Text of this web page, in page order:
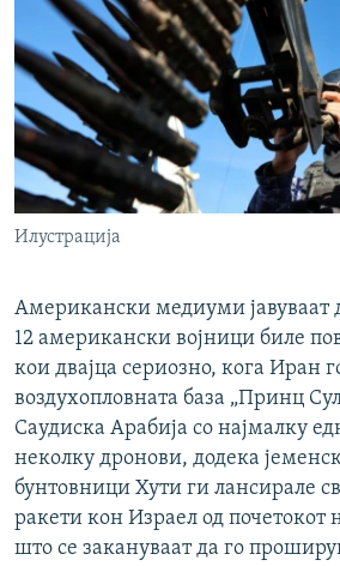
Илустрација
Американски медиуми јавуваат
12 американски војници биле
кои двајца сериозно, кога Иран
воздухопловната база „Принц
Саудиска Арабија со најмалку
неколку дронови, додека
бунтовници Хути ги лансирале
ракети кон Израел од почетокот
што се закануваат да го